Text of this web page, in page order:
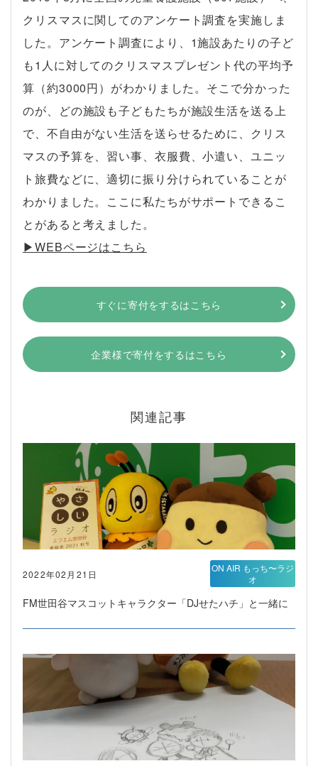
クリスマスに関してのアンケート調査を実施しま
した。アンケート調査により、1施設あたりの子ど
も1人に対してのクリスマスプレゼント代の平均予
算（約3000円）がわかりました。そこで分かった
のが、どの施設も子どもたちが施設生活を送る上
で、不自由がない生活を送らせるために、クリス
マスの予算を、習い事、衣服費、小遣い、ユニッ
ト旅費などに、適切に振り分けられていることが
わかりました。ここに私たちがサポートできるこ
とがあると考えました。
▶︎WEBページはこちら
すぐに寄付をするはこちら
企業様で寄付をするはこちら
関連記事
2022年02月21日
FM世田谷マスコットキャラクター「DJせたハチ」と一緒に
ON AIR もっち〜ラジ
オ